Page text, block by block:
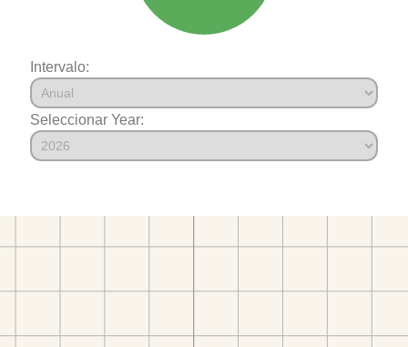
Intervalo:
Seleccionar Year: